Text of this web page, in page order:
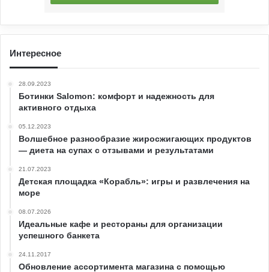
Интересное
28.09.2023
Ботинки Salomon: комфорт и надежность для
активного отдыха
05.12.2023
Волшебное разнообразие жиросжигающих продуктов
— диета на супах с отзывами и результатами
21.07.2023
Детская площадка «Корабль»: игры и развлечения на
море
08.07.2026
Идеальные кафе и рестораны для организации
успешного банкета
24.11.2017
Обновление ассортимента магазина с помощью